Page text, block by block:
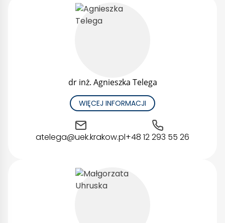
dr inż. Agnieszka Telega
WIĘCEJ INFORMACJI
atelega@uek.krakow.pl+48 12 293 55 26